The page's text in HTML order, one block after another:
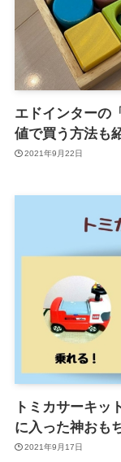
エドインターの
値で買う方法も
2021年9月22日
トミカサーキッ
に入った神おも
2021年9月17日